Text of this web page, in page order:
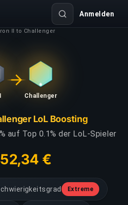
Anmelden
II to Challenger
Challenger
LoL Boosting
auf Top 0.1% der LoL-Spieler
€
Extreme